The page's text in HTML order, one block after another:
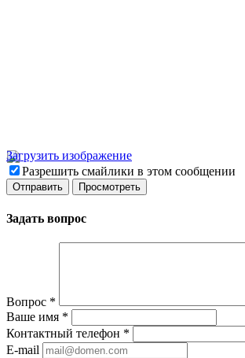
Загрузить изображение
Разрешить смайлики в этом сообщении
Задать вопрос
Вопрос *
Ваше имя *
Контактный телефон *
E-mail